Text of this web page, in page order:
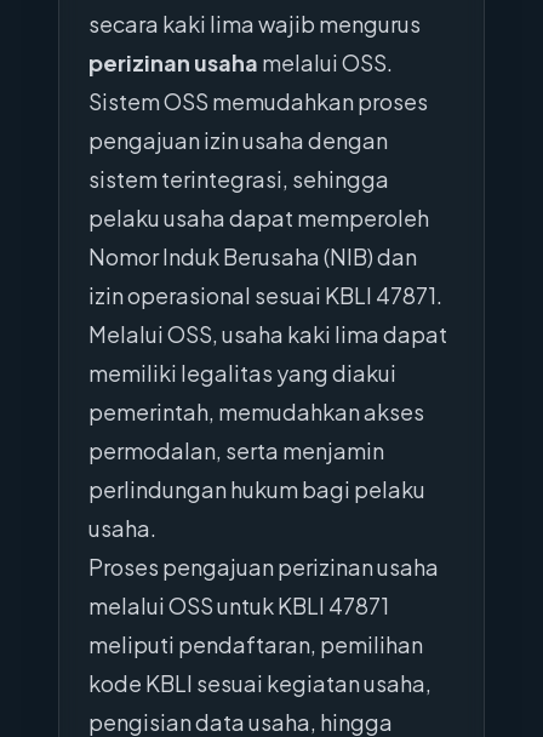
secara kaki lima wajib mengurus
perizinan usaha melalui OSS.
Sistem OSS memudahkan proses
pengajuan izin usaha dengan
sistem terintegrasi, sehingga
pelaku usaha dapat memperoleh
Nomor Induk Berusaha (NIB) dan
izin operasional sesuai KBLI 47871.
Melalui OSS, usaha kaki lima dapat
memiliki legalitas yang diakui
pemerintah, memudahkan akses
permodalan, serta menjamin
perlindungan hukum bagi pelaku
usaha.
Proses pengajuan perizinan usaha
melalui OSS untuk KBLI 47871
meliputi pendaftaran, pemilihan
kode KBLI sesuai kegiatan usaha,
pengisian data usaha, hingga